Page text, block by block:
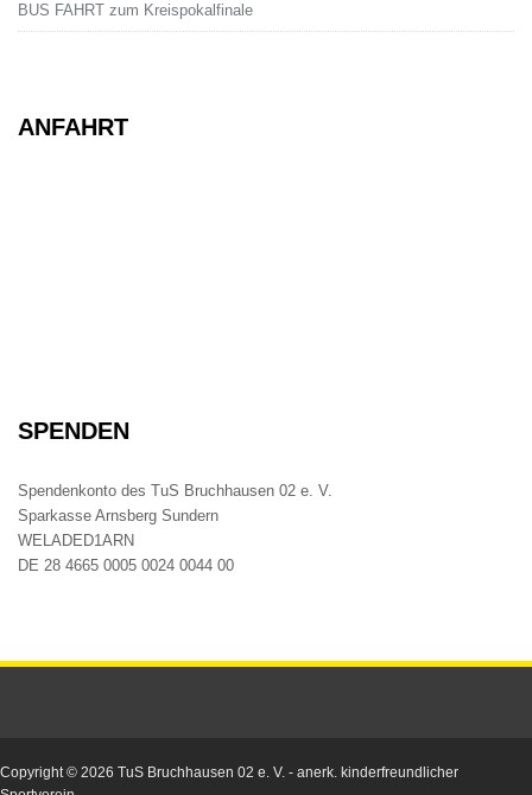
BUS FAHRT zum Kreispokalfinale
ANFAHRT
SPENDEN
Spendenkonto des TuS Bruchhausen 02 e. V.
Sparkasse Arnsberg Sundern
WELADED1ARN
DE 28 4665 0005 0024 0044 00
Copyright © 2026 TuS Bruchhausen 02 e. V. - anerk. kinderfreundlicher